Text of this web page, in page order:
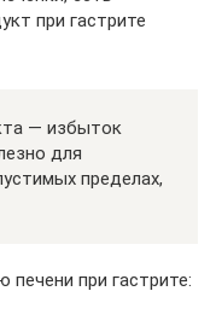
при гастрите
— избыток
для
пределах,
печени при гастрите: